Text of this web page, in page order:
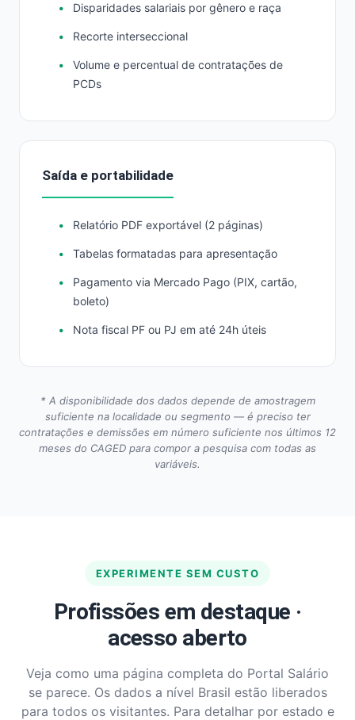
Disparidades salariais por gênero e raça
Recorte interseccional
Volume e percentual de contratações de
PCDs
Saída e portabilidade
Relatório PDF exportável (2 páginas)
Tabelas formatadas para apresentação
Pagamento via Mercado Pago (PIX, cartão,
boleto)
Nota fiscal PF ou PJ em até 24h úteis
* A disponibilidade dos dados depende de amostragem
suficiente na localidade ou segmento — é preciso ter
contratações e demissões em número suficiente nos últimos 12
meses do CAGED para compor a pesquisa com todas as
variáveis.
EXPERIMENTE SEM CUSTO
Profissões em destaque ·
acesso aberto
Veja como uma página completa do Portal Salário
se parece. Os dados a nível Brasil estão liberados
para todos os visitantes. Para detalhar por estado e